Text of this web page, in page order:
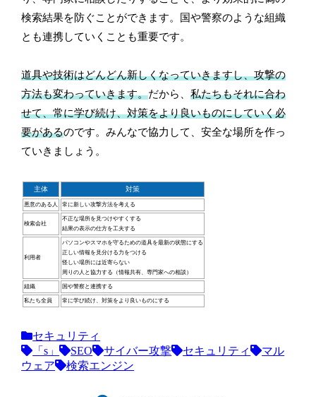
検索結果を防ぐことができます。国や警察のような組織
とも連携していくことも重要です。
道具や技術はどんどん新しくなっていきますし、攻撃の
方法も変わっていきます。だから、私たちもそれに合わ
せて、常に学び続け、対策をより良いものにしていく必
要があるのです。みんなで協力して、安全な場所を作っ
ていきましょう。
主体 対策
悪意のある人 常に新しい攻撃方法を考える
検索会社
不正な場所を見つけやすくする
結果の表示の仕方を工夫する
利用者
パソコンやスマホを守るための道具を最新の状態にする
正しい情報を見分ける力をつける
怪しい場所には近寄らない
周りの人と協力する（情報共有、専門家への相談）
組織 国や警察と連携する
私たち全員 常に学び続け、対策をより良いものにする
セキュリティ
「s」
SEO サイバー攻撃 セキュリティ
マル
ウェア
検索エンジン